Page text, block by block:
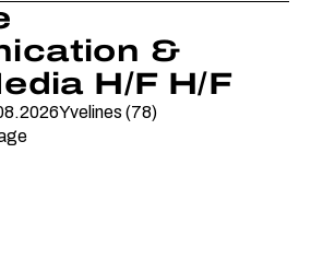
&
H/F H/F
Yvelines (78)